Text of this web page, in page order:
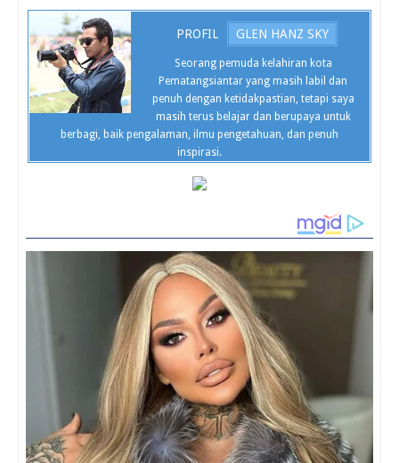
PROFIL GLEN HANZ SKY
Seorang pemuda kelahiran kota
Pematangsiantar yang masih labil dan
penuh dengan ketidakpastian, tetapi saya
masih terus belajar dan berupaya untuk
berbagi, baik pengalaman, ilmu pengetahuan, dan penuh
inspirasi.